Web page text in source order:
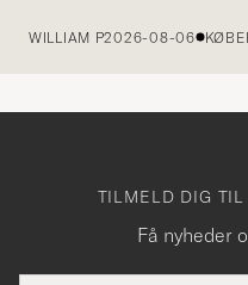
WILLIAM P2026-08-06
TILMELD DIG TIL
Få nyheder